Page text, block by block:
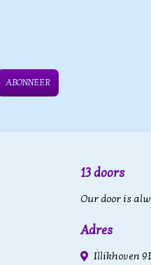
ABONNEER
13 doors
Our door is
Adres
Illikhoven